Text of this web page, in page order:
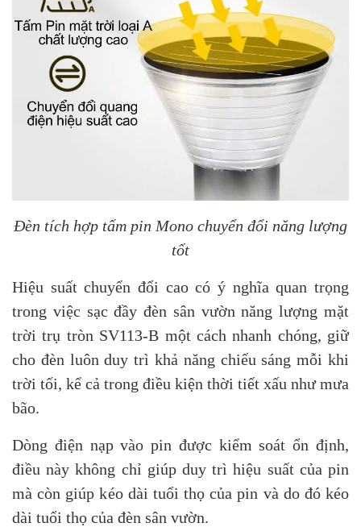
Đèn tích hợp tấm pin Mono chuyển đổi năng lượng
tốt
Hiệu suất chuyển đổi cao có ý nghĩa quan trọng
trong việc sạc đầy đèn sân vườn năng lượng mặt
trời trụ tròn SV113-B một cách nhanh chóng, giữ
cho đèn luôn duy trì khả năng chiếu sáng mỗi khi
trời tối, kể cả trong điều kiện thời tiết xấu như mưa
bão.
Dòng điện nạp vào pin được kiểm soát ổn định,
điều này không chỉ giúp duy trì hiệu suất của pin
mà còn giúp kéo dài tuổi thọ của pin và do đó kéo
dài tuổi thọ của đèn sân vườn.